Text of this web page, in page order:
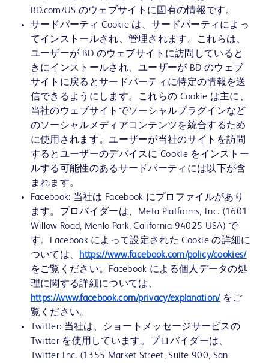
BD.com/US のウェブサイトに固有の情報です。
サードパーティ Cookie は、サードパーティによっ
てインストールされ、管理されます。これらは、
ユーザーが BD のウェブサイトに訪問していると
きにインストールされ、ユーザーが BD のウェブ
サイトに戻るとサードパーティに特定の情報を送
信できるようにします。これらの Cookie は主に、
当社のウェブサイトでソーシャルプラグインなど
のソーシャルメディアコンテンツを統合するため
に使用されます。ユーザーが当社のサイトを訪問
するとユーザーのデバイスに Cookie をインストー
ルする可能性のあるサードパーティには以下が含
まれます。
Facebook: 当社は Facebook にプロファイルがあり
ます。プロバイダーは、Meta Platforms, Inc. (1601
Willow Road, Menlo Park, California 94025 USA) で
す。Facebook によって設定された Cookie の詳細に
ついては、
https://www.facebook.com/policy/cookies/
をご覧ください。Facebook による個人データの処
理に関する詳細については、
https://www.facebook.com/privacy/explanation/ をご
覧ください。
Twitter: 当社は、ショートメッセージサービスの
Twitter を使用しています。プロバイダーは、
Twitter Inc. (1355 Market Street, Suite 900, San